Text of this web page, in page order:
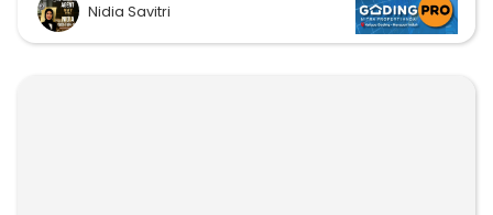
Nidia Savitri